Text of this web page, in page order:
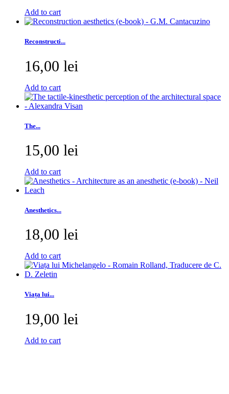
Add to cart
Reconstructi...
16,00 lei
Add to cart
The...
15,00 lei
Add to cart
Anesthetics...
18,00 lei
Add to cart
Viața lui...
19,00 lei
Add to cart